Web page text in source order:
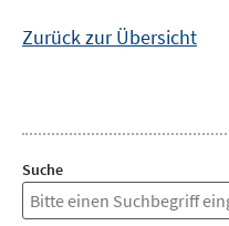
Zurück zur Übersicht
Suche